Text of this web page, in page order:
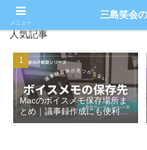
人気記事
Macのボイスメモ保存場所ま
とめ｜議事録作成にも便利な
活用法
メニュー
三島笑会